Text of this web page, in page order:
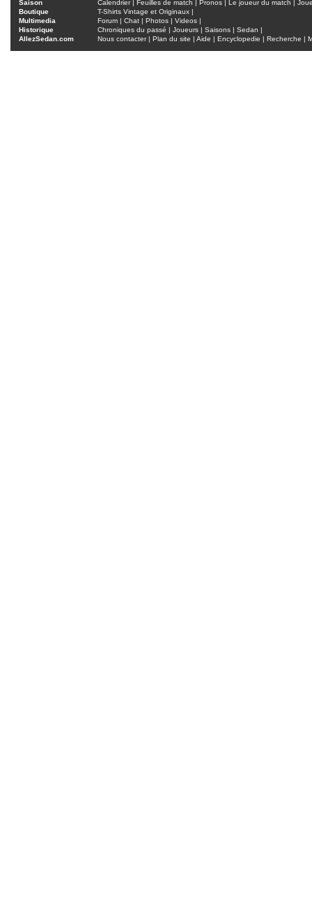
Saison Calendrier| Feuilles de match Pronos Le joueur du match
Boutique
T-Shirts Vintage et Originaux |
Multimedia
Forum | Chat | Photos | Videos |
Historique
Chroniques du passé | Joueurs | Saisons | Sedan |
AllezSedan.com
Nous contacter| Plan du site | Aide | Encyclopedie | Recherche |